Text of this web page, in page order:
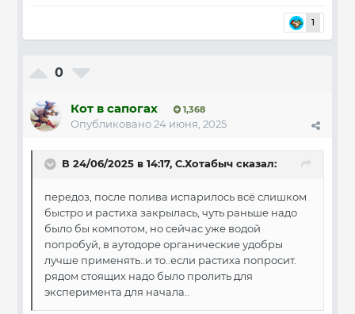
1
0
Кот в сапогах 1,368
Опубликовано24 июня, 2025
В 24/06/2025 в 14:17, С.Хотабыч сказал:
передоз, после полива испарилось всё слишком
быстро и растиха закрылась, чуть раньше надо
было бы компотом, но сейчас уже водой
попробуй, в аутодоре органические удобры
лучше применять..и то..если растиха попросит.
рядом стоящих надо было пролить для
эксперимента для начала..